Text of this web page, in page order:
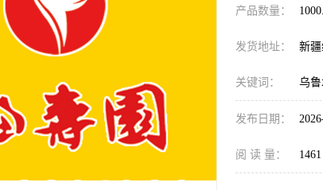
产品数量：
发货地址： 新
关键词： 乌
发布日期：
阅 读 量： 1461